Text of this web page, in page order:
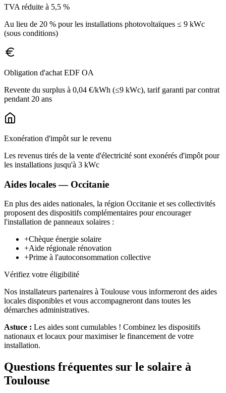
TVA réduite à 5,5 %
Au lieu de 20 % pour les installations photovoltaïques ≤ 9 kWc
(sous conditions)
Obligation d'achat EDF OA
Revente du surplus à 0,04 €/kWh (≤9 kWc), tarif garanti par contrat
pendant 20 ans
Exonération d'impôt sur le revenu
Les revenus tirés de la vente d'électricité sont exonérés d'impôt pour
les installations jusqu'à 3 kWc
Aides locales — Occitanie
En plus des aides nationales, la région Occitanie et ses collectivités
proposent des dispositifs complémentaires pour encourager
l'installation de panneaux solaires :
+Chèque énergie solaire
+Aide régionale rénovation
+Prime à l'autoconsommation collective
Vérifiez votre éligibilité
Nos installateurs partenaires à Toulouse vous informeront des aides
locales disponibles et vous accompagneront dans toutes les
démarches administratives.
Astuce : Les aides sont cumulables ! Combinez les dispositifs
nationaux et locaux pour maximiser le financement de votre
installation.
Questions fréquentes sur le solaire à
Toulouse